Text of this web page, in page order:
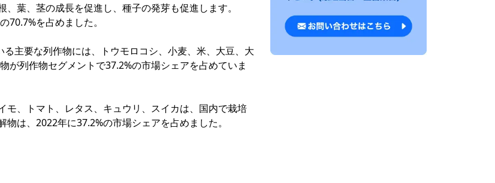
葉、茎の成長を促進し、種子の発芽も促進します。
を占めました。
主要な列作物には、トウモロコシ、小麦、米、大豆、大
が列作物セグメントで37.2%の市場シェアを占めていま
、トマト、レタス、キュウリ、スイカは、国内で栽培
は、2022年に37.2%の市場シェアを占めました。